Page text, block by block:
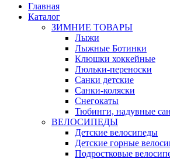
Главная
Каталог
ЗИМНИЕ ТОВАРЫ
Лыжи
Лыжные Ботинки
Клюшки хоккейные
Люльки-переноски
Санки детские
Санки-коляски
Снегокаты
Тюбинги, надувные
ВЕЛОСИПЕДЫ
Детские велосипеды
Детские горные
Подростковые